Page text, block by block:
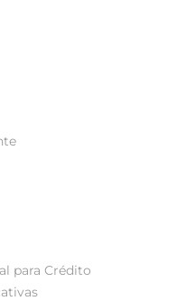
para Crédito